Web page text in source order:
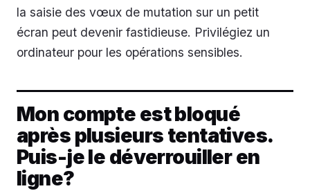
la saisie des vœux de mutation sur un petit
écran peut devenir fastidieuse. Privilégiez un
ordinateur pour les opérations sensibles.
Mon compte est bloqué
après plusieurs tentatives.
Puis-je le déverrouiller en
ligne?